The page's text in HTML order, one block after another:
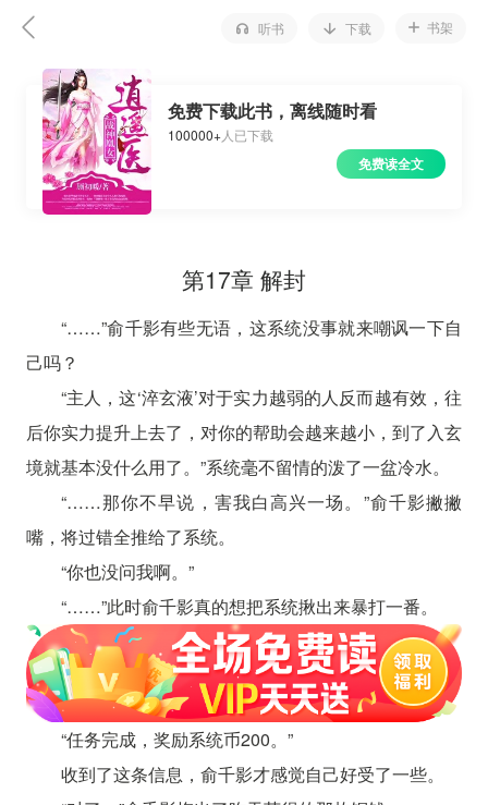
听书 下载 书架
免费下载此书，离线随时看
100000+人已下载
免费读全文
第17章 解封
“……”俞千影有些无语，这系统没事就来嘲讽一下自
己吗？
“主人，这‘淬玄液’对于实力越弱的人反而越有效，往
后你实力提升上去了，对你的帮助会越来越小，到了入玄
境就基本没什么用了。”系统毫不留情的泼了一盆冷水。
“……那你不早说，害我白高兴一场。”俞千影撇撇
嘴，将过错全推给了系统。
“你也没问我啊。”
“……”此时俞千影真的想把系统揪出来暴打一番。
“任务完成，奖励系统币200。”
收到了这条信息，俞千影才感觉自己好受了一些。